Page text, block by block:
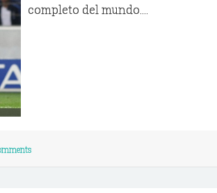
completo del mundo....